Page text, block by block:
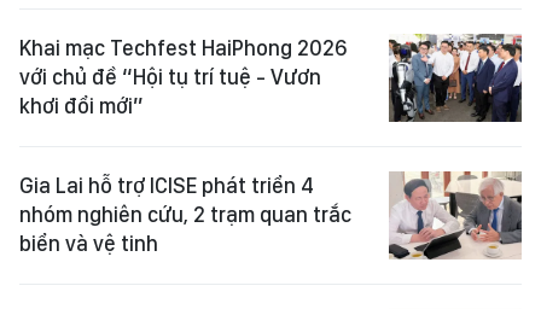
Khai mạc Techfest HaiPhong 2026
với chủ đề “Hội tụ trí tuệ - Vươn
khơi đổi mới”
Gia Lai hỗ trợ ICISE phát triển 4
nhóm nghiên cứu, 2 trạm quan trắc
biển và vệ tinh